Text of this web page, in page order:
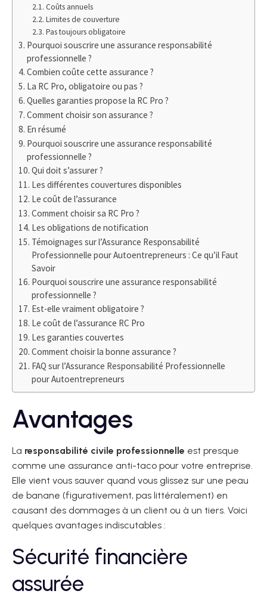
Coûts annuels
Limites de couverture
Pas toujours obligatoire
Pourquoi souscrire une assurance responsabilité
professionnelle ?
Combien coûte cette assurance ?
La RC Pro, obligatoire ou pas ?
Quelles garanties propose la RC Pro ?
Comment choisir son assurance ?
En résumé
Pourquoi souscrire une assurance responsabilité
professionnelle ?
Qui doit s’assurer ?
Les différentes couvertures disponibles
Le coût de l’assurance
Comment choisir sa RC Pro ?
Les obligations de notification
Témoignages sur l’Assurance Responsabilité
Professionnelle pour Autoentrepreneurs : Ce qu’il Faut
Savoir
Pourquoi souscrire une assurance responsabilité
professionnelle ?
Est-elle vraiment obligatoire ?
Le coût de l’assurance RC Pro
Les garanties couvertes
Comment choisir la bonne assurance ?
FAQ sur l’Assurance Responsabilité Professionnelle
pour Autoentrepreneurs
Avantages
La responsabilité civile professionnelle est presque
comme une assurance anti-taco pour votre entreprise.
Elle vient vous sauver quand vous glissez sur une peau
de banane (figurativement, pas littéralement) en
causant des dommages à un client ou à un tiers. Voici
quelques avantages indiscutables :
Sécurité financière
assurée